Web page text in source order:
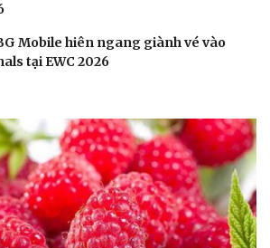
Podcast
Câu chuyện thời sự
Đọc truyện đêm khuya
Cửa sổ tình yêu
Kể chuyện cho bé
Hạt giống tâm hồn
Mobile hiên ngang giành vé vào
tại EWC 2026